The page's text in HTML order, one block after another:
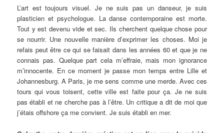
L’art est toujours visuel. Je ne suis pas un danseur, je suis
plasticien et psychologue. La danse contemporaine est morte.
Tout y est devenu vide et sec. Ils cherchent quelque chose pour
se nourrir. Une nouvelle manière d’exprimer les choses. Moi je
refais peut être ce qui se faisait dans les années 60 et que je ne
connais pas. Quelque part cela m’effraie, mais mon ignorance
m’innocente. En ce moment je passe mon temps entre Lille et
Johannesburg. A Paris, je me sens comme une merde. Avec ces
tours qui vous toisent, cette ville est faite pour ça. Je ne suis
pas établi et ne cherche pas à l’être. Un critique a dit de moi que
j’étais offshore ça me convient. Je suis établi en mer.